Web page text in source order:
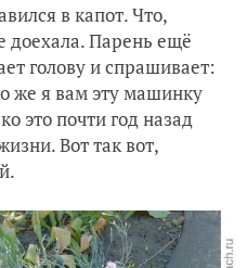
в капот. Что,
доехала. Парень ещё
голову и спрашивает:
же я вам эту машинку
это почти год назад
Вот так вот,